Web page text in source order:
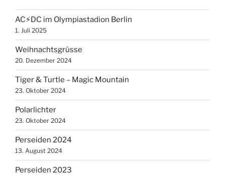
AC⚡️DC im Olympiastadion Berlin
1. Juli 2025
Weihnachtsgrüsse
20. Dezember 2024
Tiger & Turtle – Magic Mountain
23. Oktober 2024
Polarlichter
23. Oktober 2024
Perseiden 2024
13. August 2024
Perseiden 2023